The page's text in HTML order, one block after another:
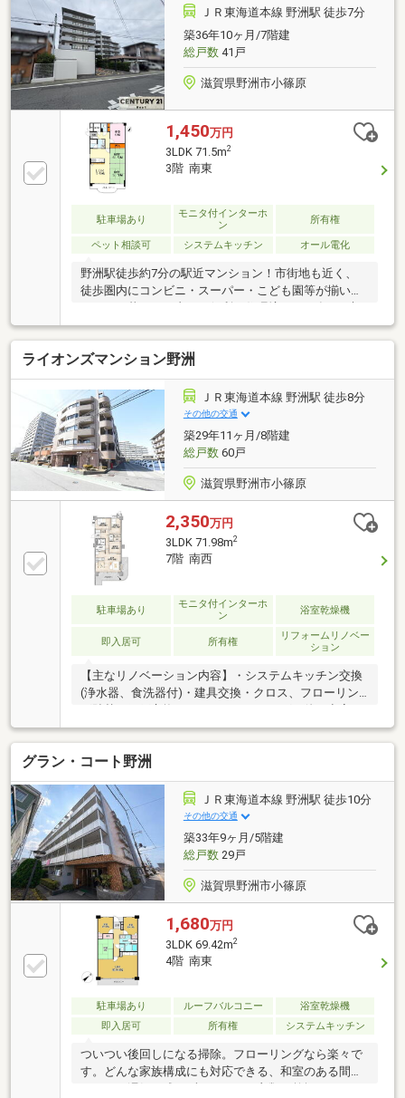
ご相談下さい。予算のご相談はもちろん、不動産購入
にまつわる全てを当社におまかせください。丁寧でわ
かりやすい説明で安心の不動産購入をお約束いたしま
す。
ＪＲ東海道本線 野洲駅 徒歩7分
築36年10ヶ月/7階建
総戸数41戸
滋賀県野洲市小篠原
1,450万円
3LDK 71.5m2
3階 南東
駐車場あり
モニタ付インターホ
ン
所有権
ペット相談可 システムキッチン オール電化
野洲駅徒歩約7分の駅近マンション！市街地も近く、
徒歩圏内にコンビニ・スーパー・こども園等が揃いま
に大規模修繕工事実施済みで、今後も安心してお住ま
いいただけます。トイレや壁紙などリフォーム履歴が
あり、オール電化の快適仕様。南面ワイドバルコニー
で日当たり・通風ともに良好です。システムキッチ
ン、独立洗面台など設備も充実。ペット飼育可で大切
な家族と暮らせます。ご案内承っております♪詳細は
お気軽にお問い合わせ下さいませ！地元密着、地元な
らではの最新情報を取り揃えております！知識豊富な
スタッフがお客様のご希望に沿うご提案をさせて頂き
ます
ライオンズマンション野洲
ＪＲ東海道本線 野洲駅 徒歩8分
その他の交通
築29年11ヶ月/8階建
総戸数60戸
滋賀県野洲市小篠原
2,350万円
3LDK 71.98m2
7階 南西
駐車場あり
モニタ付インターホ
ン
浴室乾燥機
即入居可 所有権
リフォームリノベー
ション
【主なリノベーション内容】・システムキッチン交換
(浄水器、食洗器付)・建具交換・クロス、フローリン
つき即日のご案内も可能！～住宅ローンやリフォーム
のご相談も承ります！
グラン・コート野洲
ＪＲ東海道本線 野洲駅 徒歩10分
その他の交通
築33年9ヶ月/5階建
総戸数29戸
滋賀県野洲市小篠原
1,680万円
3LDK 69.42m2
4階 南東
駐車場あり ルーフバルコニー
浴室乾燥機
即入居可
所有権 システムキッチン
ついつい後回しになる掃除。フローリングなら楽々で
す。どんな家族構成にも対応できる、和室のある間取